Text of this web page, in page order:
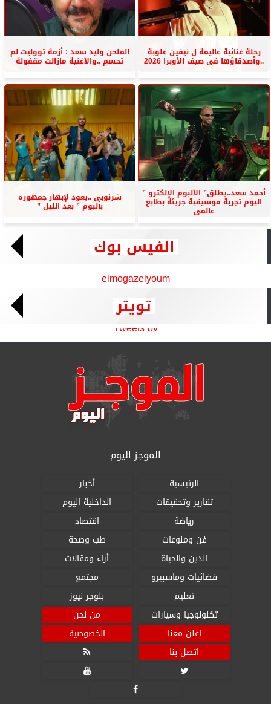
رحلة غنائية عاليمة ل نيفين علوبة
..وأصدقاؤها فى صيف الأوبرا 2026
الملحن وليد سعد : أزمة تووليت لم
تحسم ..والأغنية مازالت مقفولة
أحمد سعد..يطلق” الألبوم الإلكترو ”
اليوم تجربة موسيقية جريئة بطابع
عالمى
شرنوبى ..يعود لإبهار جمهوره
بألبوم ” بعد الليل ”
الفيس بوك
elmogazelyoum
تويتر
Tweets by
الموجز اليوم
الرئيسية
أخبار
تقارير وتحقيقات
الداخلية اليوم
رياضة
اقتصاد
فن ومنوعات
طب وصحة
الدين والحياة
أراء ومقالات
فضائيات وماسبيرو
مجتمع
تعليم
بلوجر نيوز
تكنولوجيا وسيارات
من نحن
اعلن معنا
الخصوصية
اتصل بنا



